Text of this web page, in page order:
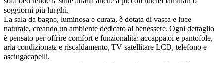
soggiorni più lunghi.
La sala da bagno, luminosa e curata, è dotata di vasca e luce
naturale, creando un ambiente dedicato al benessere. Ogni dettaglio
è pensato per offrire comfort e funzionalità: accappatoi e pantofole,
aria condizionata e riscaldamento, TV satellitare LCD, telefono e
asciugacapelli.